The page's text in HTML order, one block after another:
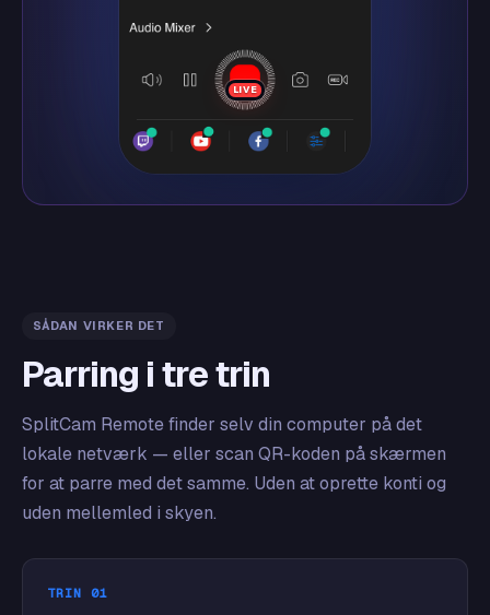
LIVE
SÅDAN VIRKER DET
Parring i tre trin
SplitCam Remote finder selv din computer på det
lokale netværk — eller scan QR-koden på skærmen
for at parre med det samme. Uden at oprette konti og
uden mellemled i skyen.
TRIN 01